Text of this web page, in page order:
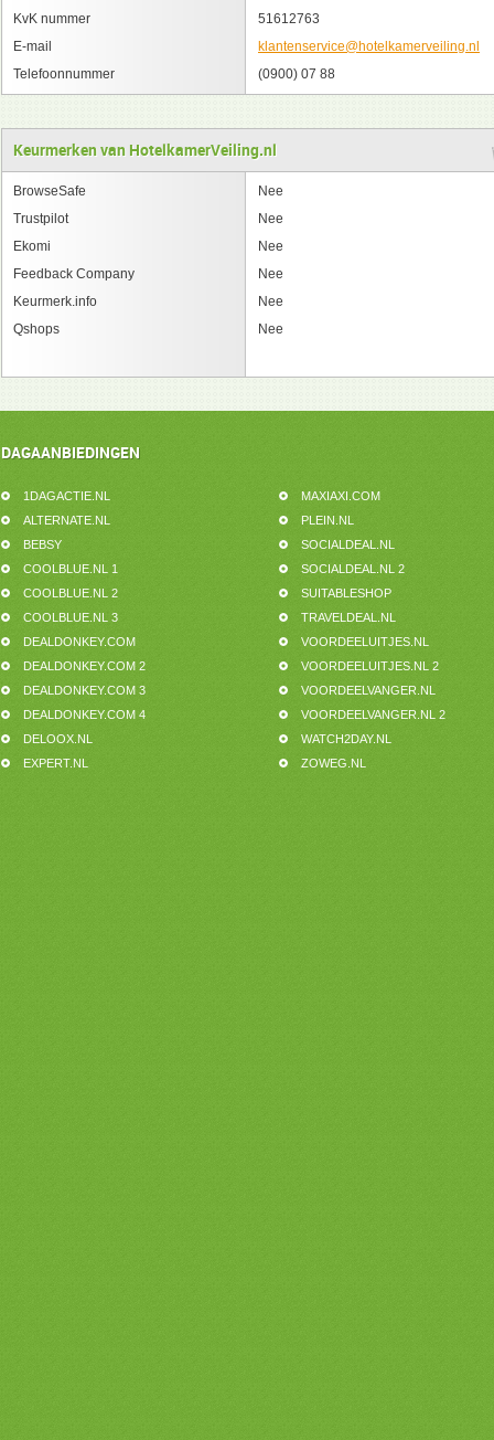
KvK nummer
51612763
E-mail
klantenservice@hotelkamerveiling.nl
Telefoonnummer
(0900) 07 88
Keurmerken van HotelkamerVeiling.nl
BrowseSafe
Nee
Trustpilot
Nee
Ekomi
Nee
Feedback Company
Nee
Keurmerk.info
Nee
Qshops
Nee
DAGAANBIEDINGEN
1DAGACTIE.NL
ALTERNATE.NL
BEBSY
COOLBLUE.NL 1
COOLBLUE.NL 2
COOLBLUE.NL 3
DEALDONKEY.COM
DEALDONKEY.COM 2
DEALDONKEY.COM 3
DEALDONKEY.COM 4
DELOOX.NL
EXPERT.NL
MAXIAXI.COM
PLEIN.NL
SOCIALDEAL.NL
SOCIALDEAL.NL 2
SUITABLESHOP
TRAVELDEAL.NL
VOORDEELUITJES.NL
VOORDEELUITJES.NL 2
VOORDEELVANGER.NL
VOORDEELVANGER.NL 2
WATCH2DAY.NL
ZOWEG.NL